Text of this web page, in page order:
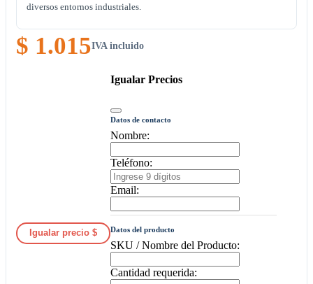
diversos entornos industriales.
$ 1.015IVA incluido
Igualar precio $
Igualar Precios
Datos de contacto
Nombre:
Teléfono:
Email:
Datos del producto
SKU / Nombre del Producto:
Cantidad requerida: